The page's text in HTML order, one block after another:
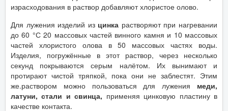
израсходования в раствор добавляют хлористое олово.
Для лужения изделий из цинка растворяют при нагревании
до 60 °С 20 массовых частей винного камня и 10 массовых
частей хлористого олова в 50 массовых частях воды.
Изделия, погружённые в этот раствор, через несколько
секунд покрываются серым налётом. Их вынимают и
протирают чистой тряпкой, пока они не заблестят. Этим
же.раствором можно пользоваться для лужения меди,
латуни, стали и свинца, применяя цинковую пластину в
качестве контакта.